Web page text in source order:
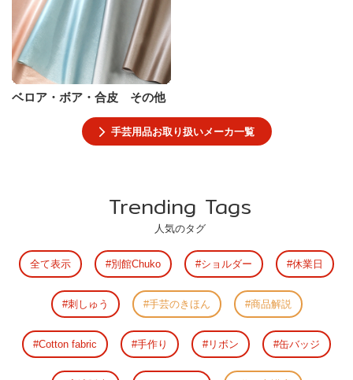
ベロア・ボア・合皮 その他
手芸用品お取り扱いメーカ一覧
Trending Tags
人気のタグ
全て表示 別館Chuko ショルダー 休業日
刺しゅう 手芸のきほん 商品解説
Cotton fabric 手作り リボン 缶バッジ